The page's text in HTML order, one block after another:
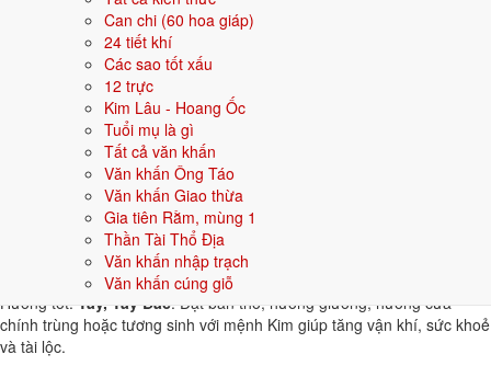
Can chi (60 hoa giáp)
24 tiết khí
Các sao tốt xấu
12 trực
Kim Lâu - Hoang Ốc
Tuổi mụ là gì
Tất cả văn khấn
Văn khấn Ông Táo
Văn khấn Giao thừa
Gia tiên Rằm, mùng 1
Thần Tài Thổ Địa
Văn khấn nhập trạch
Văn khấn cúng giỗ
Sinh năm 1971 hợp gì - kỵ gì
Người sinh năm1971mệnhKim
tương sinh, kỵ các yếu tố tương khắc. Cụ thể trên 5 phương diện:
Sinh năm 1971 hợp màu gì?
Người mệnhKimsinh năm 1971 nên ưu tiên các màu thuộc bản mệnh
và màu tương sinh:Trắng, Bạc, Xám, Vàng nhạt
xe, sơn nhà, vật phẩm phong thuỷ.
Sinh năm 1971 hợp hướng nào?
Hướng tốt:Tây, Tây Bắc. Đặt bàn thờ, hướng giường, hướng cửa
chính trùng hoặc tương sinh với mệnh Kim giúp tăng vận khí, sức khoẻ
và tài lộc.